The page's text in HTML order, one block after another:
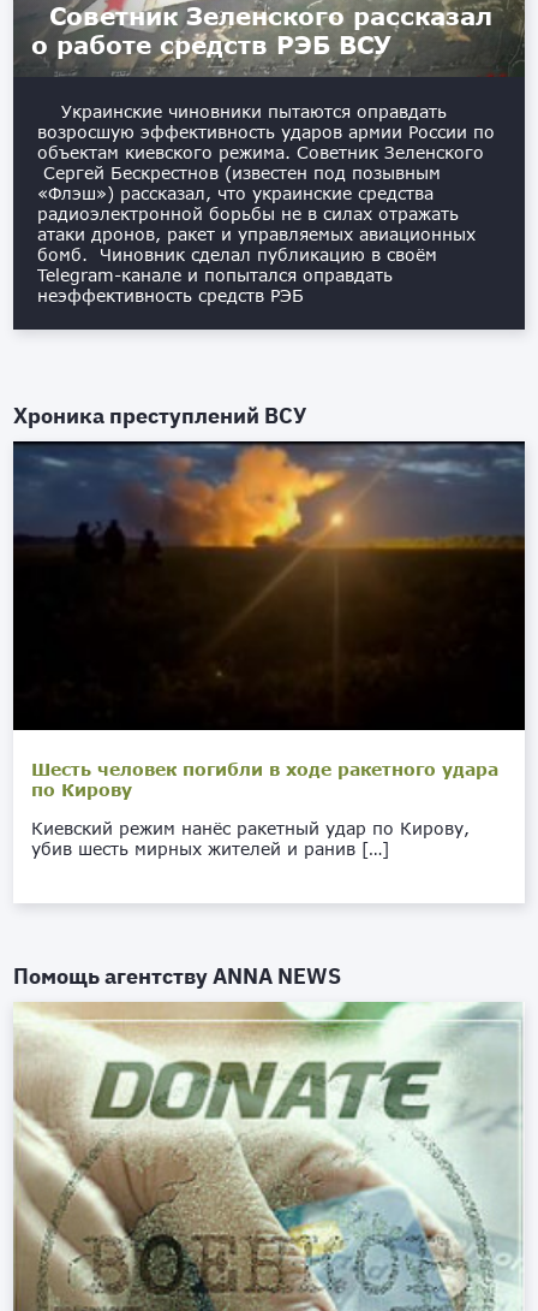
Советник Зеленского рассказал
о работе средств РЭБ ВСУ
Украинские чиновники пытаются оправдать
возросшую эффективность ударов армии России по
объектам киевского режима. Советник Зеленского
Сергей Бескрестнов (известен под позывным
«Флэш») рассказал, что украинские средства
радиоэлектронной борьбы не в силах отражать
атаки дронов, ракет и управляемых авиационных
бомб. Чиновник сделал публикацию в своём
Telegram-канале и попытался оправдать
неэффективность средств РЭБ
Хроника преступлений ВСУ
Шесть человек погибли в ходе ракетного удара
по Кирову
Киевский режим нанёс ракетный удар по Кирову,
убив шесть мирных жителей и ранив […]
Помощь агентствуANNA NEWS